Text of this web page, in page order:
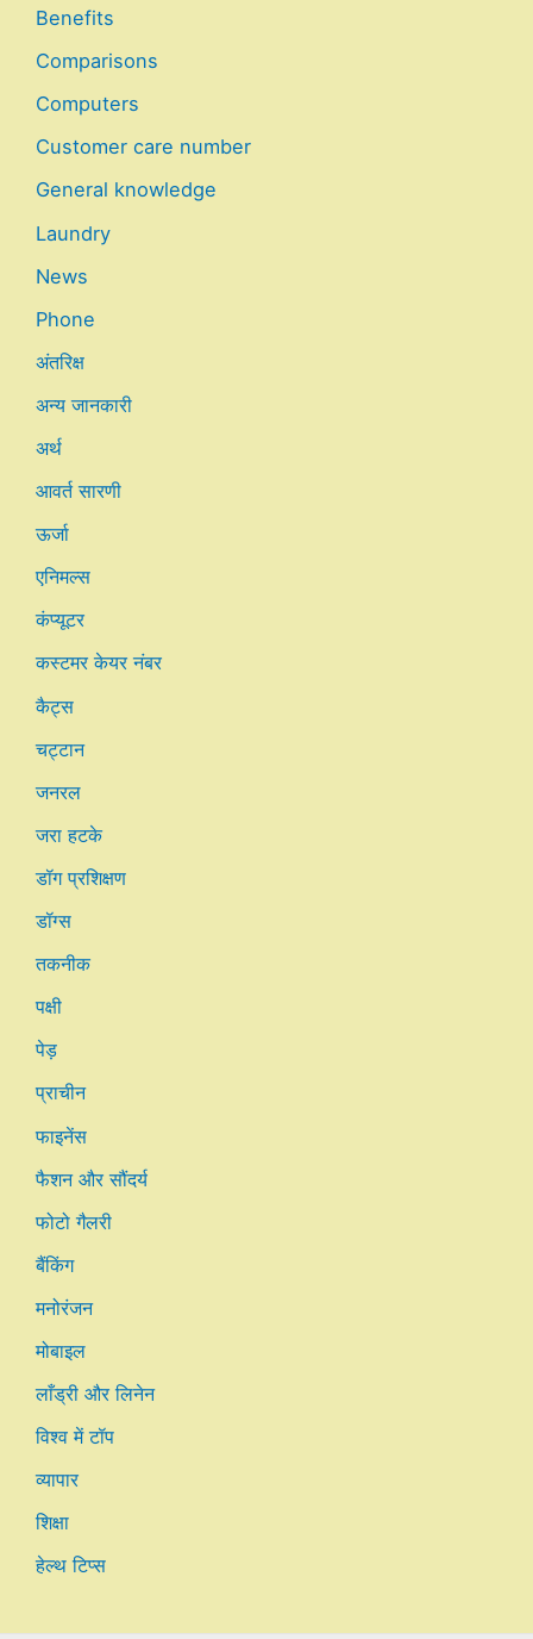
Benefits
Comparisons
Computers
Customer care number
General knowledge
Laundry
News
Phone
अंतरिक्ष
अन्य जानकारी
अर्थ
आवर्त सारणी
ऊर्जा
एनिमल्स
कंप्यूटर
कस्टमर केयर नंबर
कैट्स
चट्टान
जनरल
जरा हटके
डॉग प्रशिक्षण
डॉग्स
तकनीक
पक्षी
पेड़
प्राचीन
फाइनेंस
फैशन और सौंदर्य
फोटो गैलरी
बैंकिंग
मनोरंजन
मोबाइल
लाँड्री और लिनेन
विश्व में टॉप
व्यापार
शिक्षा
हेल्थ टिप्स